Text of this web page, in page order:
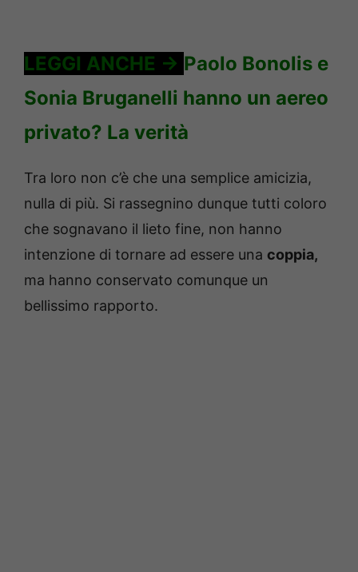
LEGGI ANCHE -> Paolo Bonolis e
Sonia Bruganelli hanno un aereo
privato? La verità
Tra loro non c’è che una semplice amicizia,
nulla di più. Si rassegnino dunque tutti coloro
che sognavano il lieto fine, non hanno
intenzione di tornare ad essere una coppia,
ma hanno conservato comunque un
bellissimo rapporto.